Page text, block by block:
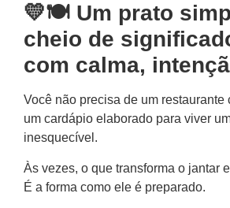
💛🍽️ Um prato
cheio de
com calma,
Você não precisa de um restaurante
um cardápio elaborado para viver
inesquecível.
Às vezes, o que transforma o jantar
É a forma como ele é preparado.